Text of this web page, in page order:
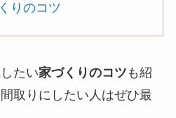
りのコツ
たい家づくりのコツ も紹
取りにしたい人はぜひ最